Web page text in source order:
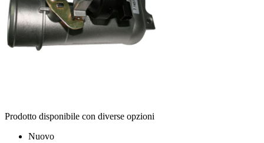
Prodotto disponibile con diverse opzioni
Nuovo